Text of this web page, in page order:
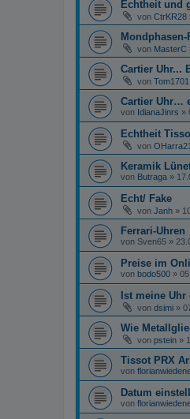
Echtheit und
von CtrKR28
von MasterC
Cartier Uhr...
von Tom1701
Cartier Uhr…
von IdianaJinrs »
Echtheit
von OHarra21
Keramik
von Butraga »
Echt/ Fake
von Janh »
Ferrari-Uhren
von Sven65 »
Preise im
von bodo500 »
Ist meine Uhr
von dsimi »
Wie
von pstein »
Tissot PRX
von
Datum
von